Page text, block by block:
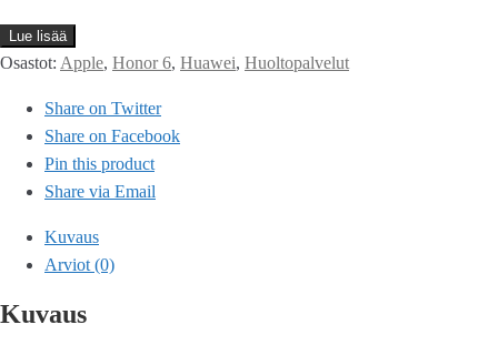
Lue lisää
Osastot: Apple, Honor 6, Huawei, Huoltopalvelut
Share on Twitter
Share on Facebook
Pin this product
Share via Email
Kuvaus
Arviot (0)
Kuvaus